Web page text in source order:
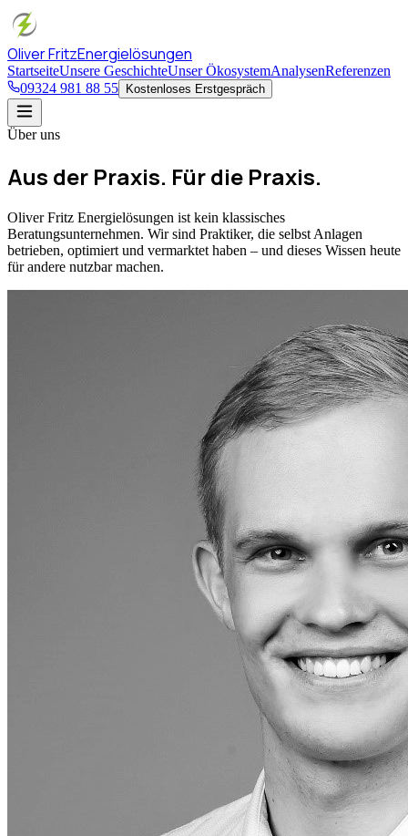
Oliver FritzEnergielösungen
StartseiteUnsere GeschichteUnser ÖkosystemAnalysenReferenzen
09324 981 88 55
Kostenloses Erstgespräch
Über uns
Aus der Praxis. Für die Praxis.
Oliver Fritz Energielösungen ist kein klassisches
Beratungsunternehmen. Wir sind Praktiker, die selbst Anlagen
betrieben, optimiert und vermarktet haben – und dieses Wissen heute
für andere nutzbar machen.